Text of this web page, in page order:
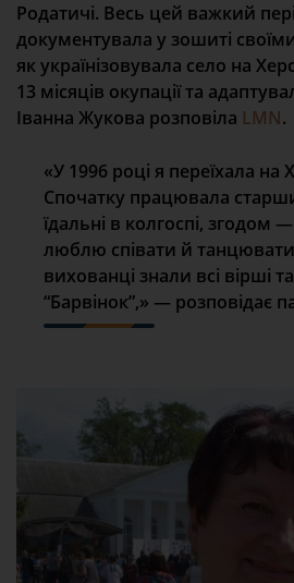
Родатичі. Весь цей важкий
документувала у зошиті
як українізовувала село на
13 місяців окупації та
Іванна Жукова розповіла LMN.
«У 1996 році я переїхала
Спочатку працювала
їдальні в колгоспі, згодом
люблю співати й
вихованці знали всі вірші
“Барвінок”,» — розповідає